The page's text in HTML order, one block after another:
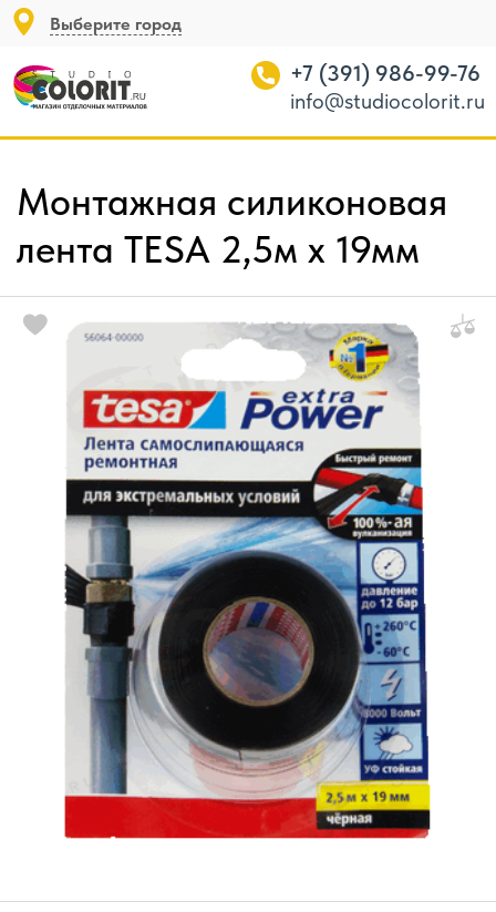
Выберите город
+7 (391) 986-99-76
info@studiocolorit.ru
Монтажная силиконовая
лента TESA 2,5м х 19мм